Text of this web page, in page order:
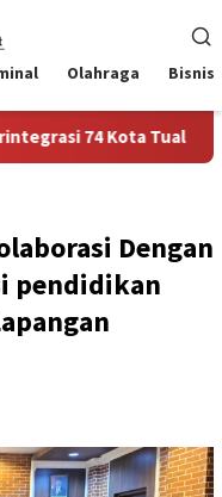
Olahraga Bisnis
Tual Ruas Jalan
Dengan
pendidikan